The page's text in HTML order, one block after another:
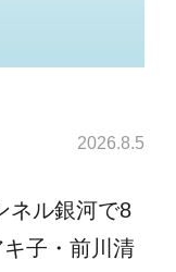
2026.8.5
ネル銀河で8
子・前川清